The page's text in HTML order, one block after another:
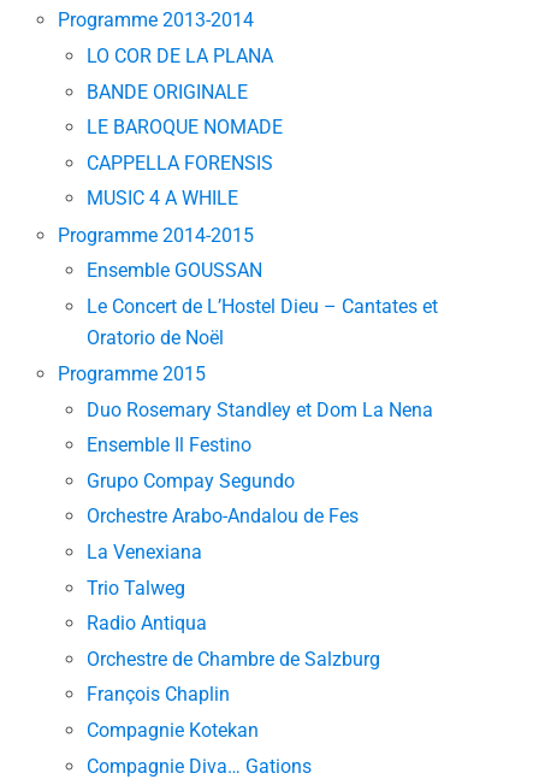
Programme 2013-2014
LO COR DE LA PLANA
BANDE ORIGINALE
LE BAROQUE NOMADE
CAPPELLA FORENSIS
MUSIC 4 A WHILE
Programme 2014-2015
Ensemble GOUSSAN
Le Concert de L’Hostel Dieu – Cantates et
Oratorio de Noël
Programme 2015
Duo Rosemary Standley et Dom La Nena
Ensemble Il Festino
Grupo Compay Segundo
Orchestre Arabo-Andalou de Fes
La Venexiana
Trio Talweg
Radio Antiqua
Orchestre de Chambre de Salzburg
François Chaplin
Compagnie Kotekan
Compagnie Diva… Gations